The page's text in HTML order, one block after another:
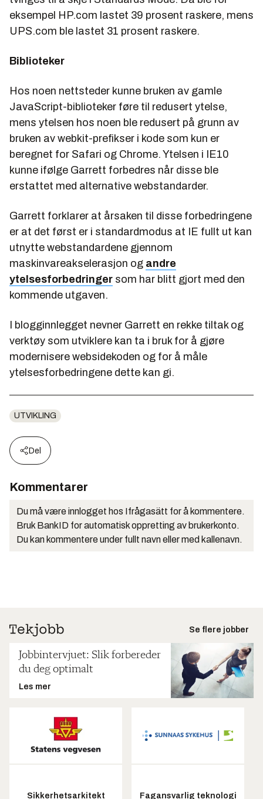
eksempel HP.com lastet 39 prosent raskere, mens
UPS.com ble lastet 31 prosent raskere.
Biblioteker
Hos noen nettsteder kunne bruken av gamle
JavaScript-biblioteker føre til redusert ytelse,
mens ytelsen hos noen ble redusert på grunn av
bruken av webkit-prefikser i kode som kun er
beregnet for Safari og Chrome. Ytelsen i IE10
kunne ifølge Garrett forbedres når disse ble
erstattet med alternative webstandarder.
Garrett forklarer at årsaken til disse forbedringene
er at det først er i standardmodus at IE fullt ut kan
utnytte webstandardene gjennom
maskinvareakselerasjon og andre
ytelsesforbedringer som har blitt gjort med den
kommende utgaven.
I blogginnlegget nevner Garrett en rekke tiltak og
verktøy som utviklere kan ta i bruk for å gjøre
modernisere websidekoden og for å måle
ytelsesforbedringene dette kan gi.
UTVIKLING
Del
Kommentarer
Du må være innlogget hos Ifrågasätt for å kommentere.
Bruk BankID for automatisk oppretting av brukerkonto.
Du kan kommentere under fullt navn eller med kallenavn.
Se flere jobber
Jobbintervjuet: Slik forbereder
du deg optimalt
Les mer
Sikkerhetsarkitekt
Fagansvarlig teknologi